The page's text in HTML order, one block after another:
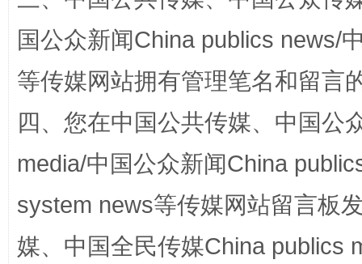
国公众新闻China publics news/
等传媒网站拥有管理笔名和留言
四、您在中国公共传媒、中国公
media/中国公众新闻China
system news等传媒网站留言板
媒、中国全民传媒China publics